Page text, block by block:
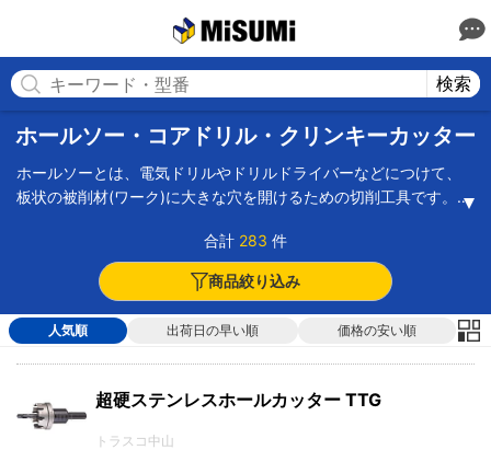
検索
ホールソー・コアドリル・クリンキーカッター
ホールソーとは、電気ドリルやドリルドライバーなどにつけて、
板状の被削材(ワーク)に大きな穴を開けるための切削工具です。配
金属用、樹脂用、木材用など、加工する素材ごとに製品があり、
対応する製品を使用する必要があります。コアドリル(先端工具）
とは電気ドリル、振動ドリル、ハンマードリル等に取付け、コン
クリート、モルタル、ブロック、サイディングボード、石こうボ
ード、ALC、木材、コンパネ、タイル、石材などに大き目な穴を
空ける工具です。円筒状になっていて縁に刃先があり、円盤状に
穴を切り出すため、大きめな貫通穴を効率よくあけることが可能
です。クリンキーカッターとは、磁気ボール盤に直接取付けた
り、MTシャンクタイプのものは直立ボール盤、フライス盤、旋盤
合計 283 件
商品絞り込み
人気順 出荷日の早い順 価格の安い順
超硬ステンレスホールカッター TTG
トラスコ中山